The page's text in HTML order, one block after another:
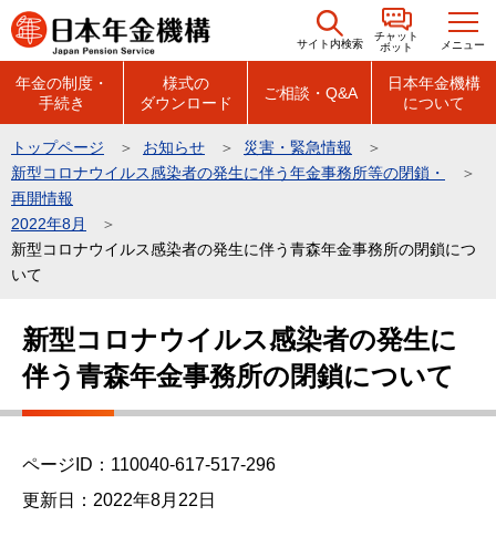
こ
の
の
先
頭
で
す
サイト内検索
チャット
ボット
メニュー
年金の制度・
手続き
様式の
ダウンロード
ご相談・Q&A
日本年金機構
について
トップページ お知らせ
災害・緊急情報
新型コロナウイルス感染者の発生に伴う年金事務所等の閉鎖・
再開情報
2022年8月
新型コロナウイルス感染者の発生に伴う青森年金事務所の閉鎖につ
いて
新型コロナウイルス感染者の発生に
伴う青森年金事務所の閉鎖について
ページID：110040-617-517-296
更新日：2022年8月22日